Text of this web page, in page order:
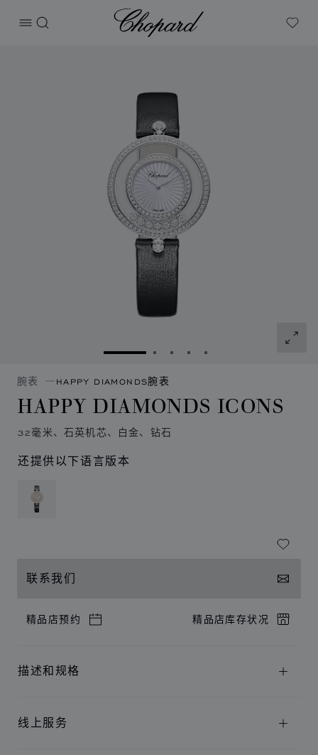
打开菜单
搜索
Chopard
My
转到幻灯片 1转到幻灯片 2
转到幻灯片 3
转到幻灯片 4
转到幻灯片 5
腕表 HAPPY DIAMONDS腕表
HAPPY DIAMONDS ICONS
32毫米、石英机芯、白金、钻石
还提供以下语言版本
联系我们
精品店预约 精品店库存状况
描述和规格
线上服务